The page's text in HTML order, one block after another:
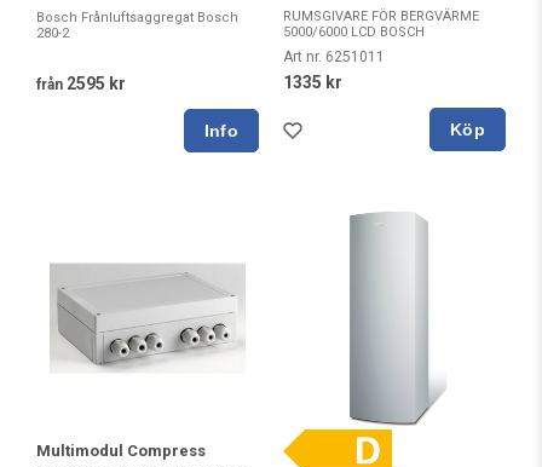
Bosch Frånluftsaggregat Bosch
280-2
från 2595 kr
RUMSGIVARE FÖR BERGVÄRME
5000/6000 LCD BOSCH
Art nr. 6251011
1335 kr
Köp
Multimodul Compress